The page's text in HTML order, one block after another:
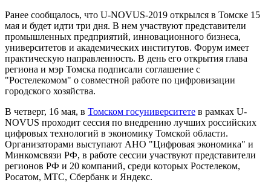
Ранее сообщалось, что U-NOVUS-2019 открылся в Томске 15
мая и будет идти три дня. В нем участвуют представители
промышленных предприятий, инновационного бизнеса,
университетов и академических институтов. Форум имеет
практическую направленность. В день его открытия глава
региона и мэр Томска подписали соглашение с
"Ростелекомом" о совместной работе по цифровизации
городского хозяйства.
В четверг, 16 мая, в Томском госуниверситете в рамках U-
NOVUS проходит сессия по внедрению лучших российских
цифровых технологий в экономику Томской области.
Организаторами выступают АНО "Цифровая экономика" и
Минкомсвязи РФ, в работе сессии участвуют представители
регионов РФ и 20 компаний, среди которых Ростелеком,
Росатом, МТС, Сбербанк и Яндекс.